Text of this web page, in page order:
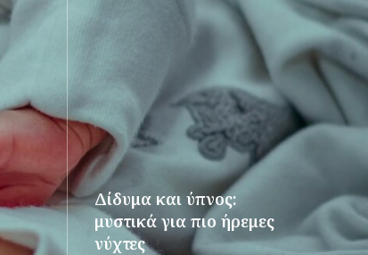
Δίδυμα και ύπνος:
μυστικά για πιο ήρεμες
νύχτες